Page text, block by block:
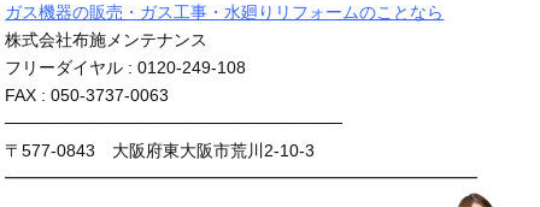
ガス機器の販売・ガス工事・水廻りリフォームのことなら
株式会社布施メンテナンス
フリーダイヤル : 0120-249-108
FAX : 050-3737-0063
────────────────────────────
〒577-0843 大阪府東大阪市荒川2-10-3
━━━━━━━━━━━━━━━━━━━━━━━━━━━━